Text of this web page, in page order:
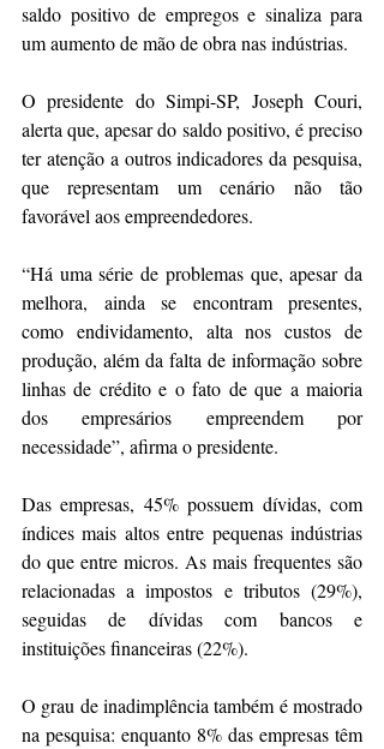
saldo positivo de empregos e sinaliza para
um aumento de mão de obra nas indústrias.
O presidente do Simpi-SP, Joseph Couri,
alerta que, apesar do saldo positivo, é preciso
ter atenção a outros indicadores da pesquisa,
que representam um cenário não tão
favorável aos empreendedores.
“Há uma série de problemas que, apesar da
melhora, ainda se encontram presentes,
como endividamento, alta nos custos de
produção, além da falta de informação sobre
linhas de crédito e o fato de que a maioria
dos empresários empreendem por
necessidade”, afirma o presidente.
Das empresas, 45% possuem dívidas, com
índices mais altos entre pequenas indústrias
do que entre micros. As mais frequentes são
relacionadas a impostos e tributos (29%),
seguidas de dívidas com bancos e
instituições financeiras (22%).
O grau de inadimplência também é mostrado
na pesquisa: enquanto 8% das empresas têm